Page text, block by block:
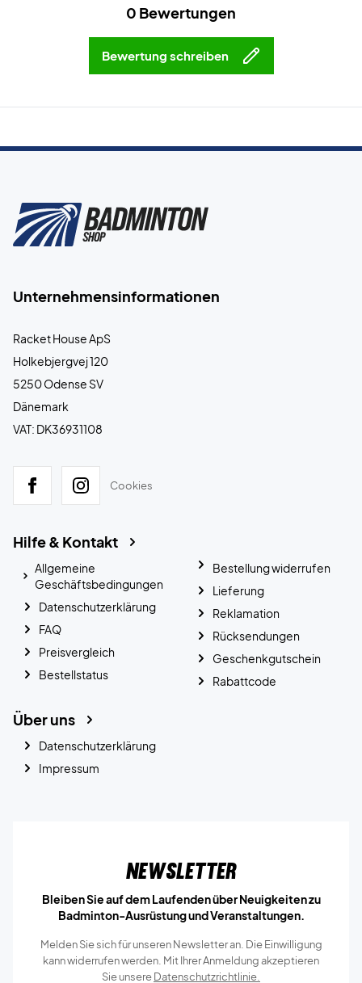
0 Bewertungen
Bewertung schreiben
Unternehmensinformationen
Racket House ApS
Holkebjergvej 120
5250 Odense SV
Dänemark
VAT: DK36931108
Cookies
Hilfe & Kontakt
Allgemeine
Geschäftsbedingungen
Datenschutzerklärung
FAQ
Preisvergleich
Bestellstatus
Bestellung widerrufen
Lieferung
Reklamation
Rücksendungen
Geschenkgutschein
Rabattcode
Über uns
Datenschutzerklärung
Impressum
Newsletter
Bleiben Sie auf dem Laufenden über Neuigkeiten zu
Badminton-Ausrüstung und Veranstaltungen.
Melden Sie sich für unseren Newsletter an. Die Einwilligung
kann widerrufen werden. Mit Ihrer Anmeldung akzeptieren
Sie unsereDatenschutzrichtlinie.